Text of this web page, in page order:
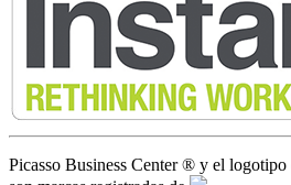
Picasso Business Center ® y el logotipo